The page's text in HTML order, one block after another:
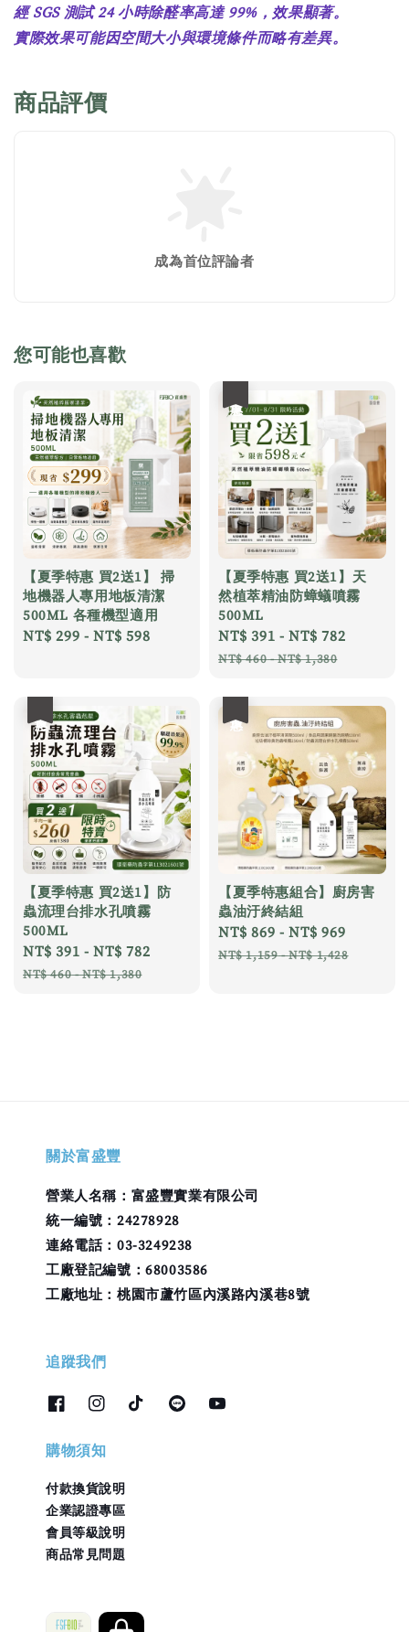
經 SGS 測試 24 小時除醛率高達 99%，效果顯著。
實際效果可能因空間大小與環境條件而略有差異。
商品評價
成為首位評論者
您可能也喜歡
【夏季特惠 買2送1】 掃
地機器人專用地板清潔
500ML 各種機型適用
Regular
NT$ 299 -NT$ 598
【夏季特惠 買2送1】天
然植萃精油防蟑蟻噴霧
500ML
Sale
price
NT$ 391 -NT$ 782
NT$ 460-NT$ 1,380
【夏季特惠 買2送1】防
蟲流理台排水孔噴霧
500ML
Sale
price
NT$ 391 -NT$ 782
NT$ 460-NT$ 1,380
【夏季特惠組合】廚房害
蟲油汙終結組
Sale
price
NT$ 869 -NT$ 969
NT$ 1,159-NT$ 1,428
關於富盛豐
營業人名稱：富盛豐實業有限公司
統一編號：24278928
連絡電話：03-3249238
工廠登記編號：68003586
工廠地址：桃園市蘆竹區內溪路內溪巷8號
追蹤我們
購物須知
付款換貨說明
企業認證專區
會員等級說明
商品常見問題